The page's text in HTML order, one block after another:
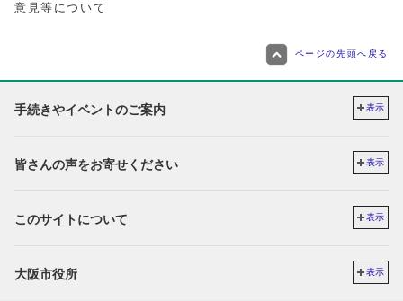
意見等について
ページの先頭へ戻る
手続きやイベントのご案内 表示
皆さんの声をお寄せください 表示
このサイトについて 表示
大阪市役所 表示